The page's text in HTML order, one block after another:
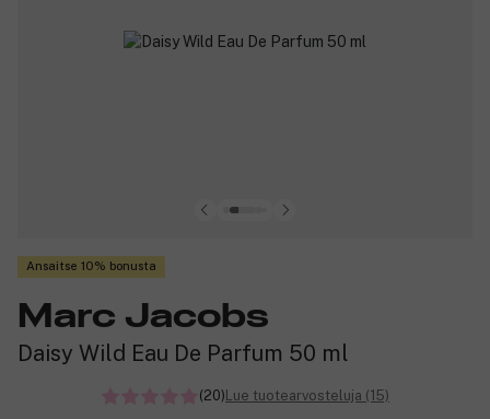
Ansaitse 10% bonusta
Marc Jacobs
Daisy Wild Eau De Parfum 50 ml
(20)Lue tuotearvosteluja (15)